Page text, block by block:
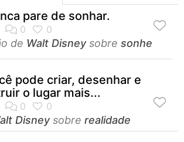
pare de sonhar.
de Walt Disneysobre sonhe
pode criar, desenhar e
o lugar mais...
Disneysobre realidade